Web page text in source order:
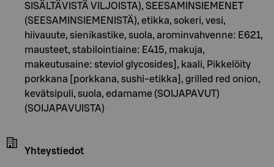
SISÄLTÄVISTÄ VILJOISTA), SEESAMINSIEMENET
(SEESAMINSIEMENISTÄ), etikka, sokeri, vesi,
hiivauute, sienikastike, suola, arominvahvenne: E621,
mausteet, stabilointiaine: E415, makuja,
makeutusaine: steviol glycosides], kaali, Pikkelöity
porkkana [porkkana, sushi-etikka], grilled red onion,
kevätsipuli, suola, edamame (SOIJAPAVUT)
(SOIJAPAVUISTA)
Yhteystiedot